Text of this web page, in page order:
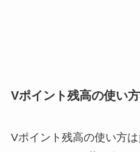
Vポイント残高の使い方
Vポイント残高の使い方